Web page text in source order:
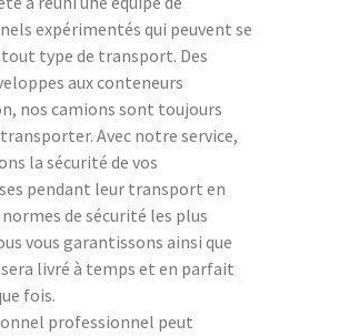
expérimentés qui peuvent se
type de transport. Des
aux conteneurs
nos camions sont toujours
Avec notre service,
la sécurité de vos
pendant leur transport en
de sécurité les plus
vous garantissons ainsi que
livré à temps et en parfait
fois.
professionnel peut